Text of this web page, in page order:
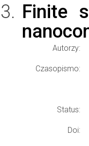
Finite
Autorzy:
Czasopismo:
Status:
Doi: